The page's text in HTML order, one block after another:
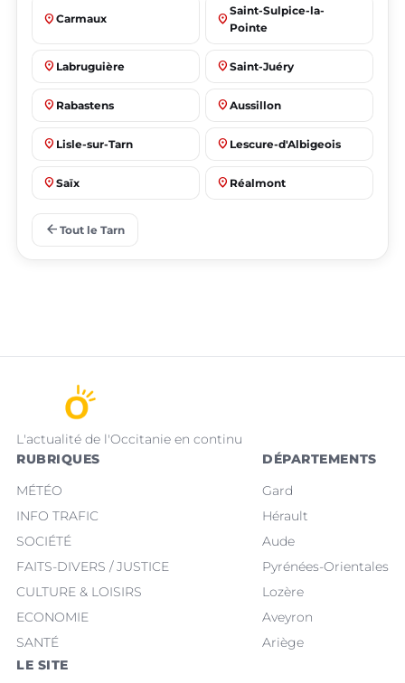
place Carmaux place
Saint-Sulpice-la-
Pointe
place Labruguière place Saint-Juéry
place Rabastens place Aussillon
place Lisle-sur-Tarn place Lescure-d'Albigeois
place Saïx place Réalmont
place
arrow_back Tout le Tarn
L'actualité de l'Occitanie en continu
RUBRIQUES
MÉTÉO
INFO TRAFIC
SOCIÉTÉ
FAITS-DIVERS / JUSTICE
CULTURE & LOISIRS
ECONOMIE
SANTÉ
DÉPARTEMENTS
Gard
Hérault
Aude
Pyrénées-Orientales
Lozère
Aveyron
Ariège
LE SITE